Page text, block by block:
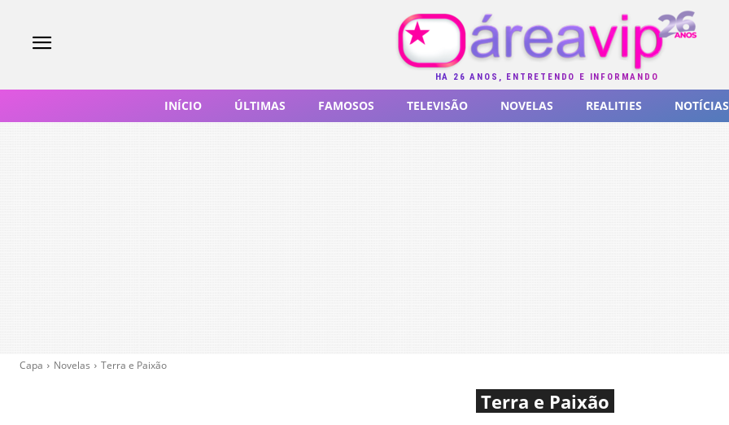
HÁ 26 ANOS, ENTRETENDO E INFORMANDO
INÍCIO ÚLTIMAS FAMOSOS TELEVISÃO NOVELAS REALITIES NOTÍCIAS
Capa Novelas Terra e Paixão
Terra e Paixão